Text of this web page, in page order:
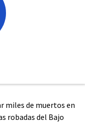
miles de muertos en
robadas del Bajo